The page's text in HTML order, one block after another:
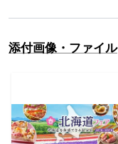
添付画像・ファイル